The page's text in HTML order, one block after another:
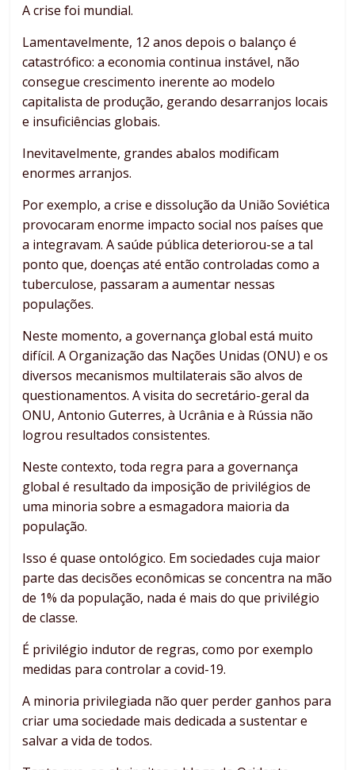
A crise foi mundial.
Lamentavelmente, 12 anos depois o balanço é
catastrófico: a economia continua instável, não
consegue crescimento inerente ao modelo
capitalista de produção, gerando desarranjos locais
e insuficiências globais.
Inevitavelmente, grandes abalos modificam
enormes arranjos.
Por exemplo, a crise e dissolução da União Soviética
provocaram enorme impacto social nos países que
a integravam. A saúde pública deteriorou-se a tal
ponto que, doenças até então controladas como a
tuberculose, passaram a aumentar nessas
populações.
Neste momento, a governança global está muito
difícil. A Organização das Nações Unidas (ONU) e os
diversos mecanismos multilaterais são alvos de
questionamentos. A visita do secretário-geral da
ONU, Antonio Guterres, à Ucrânia e à Rússia não
logrou resultados consistentes.
Neste contexto, toda regra para a governança
global é resultado da imposição de privilégios de
uma minoria sobre a esmagadora maioria da
população.
Isso é quase ontológico. Em sociedades cuja maior
parte das decisões econômicas se concentra na mão
de 1% da população, nada é mais do que privilégio
de classe.
É privilégio indutor de regras, como por exemplo
medidas para controlar a covid-19.
A minoria privilegiada não quer perder ganhos para
criar uma sociedade mais dedicada a sustentar e
salvar a vida de todos.